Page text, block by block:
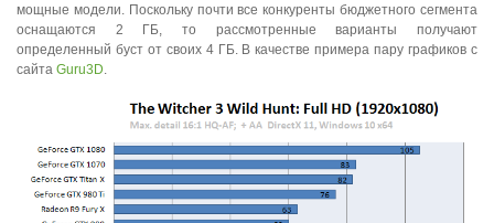
мощные модели. Поскольку почти все конкуренты бюджетного сегмента
оснащаются 2 ГБ, то рассмотренные варианты получают
определенный буст от своих 4 ГБ. В качестве примера пару графиков с
сайта Guru3D.